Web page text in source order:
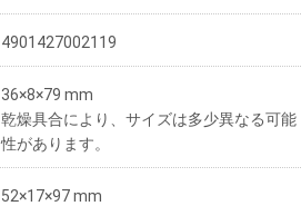
4901427002119
36×8×79 mm
乾燥具合により、サイズは多少異なる可能
性があります。
52×17×97 mm